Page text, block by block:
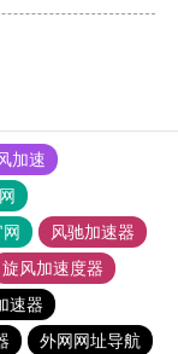
加速
风驰加速器
旋风加速度器
速器
外网网址导航